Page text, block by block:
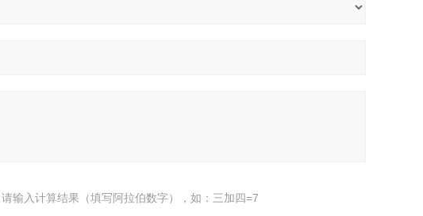
请输入计算结果（填写阿拉伯数字），如：三加四=7